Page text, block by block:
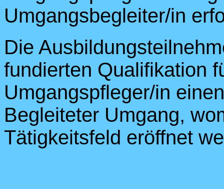
Umgangsbegleiter/in
Die
fundierten Qualifikation
Umgangspfleger/in
Begleiteter Umgang,
Tätigkeitsfeld eröffnet